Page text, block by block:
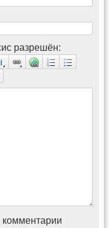
разрешён:
комментарии